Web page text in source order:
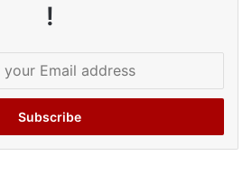
!